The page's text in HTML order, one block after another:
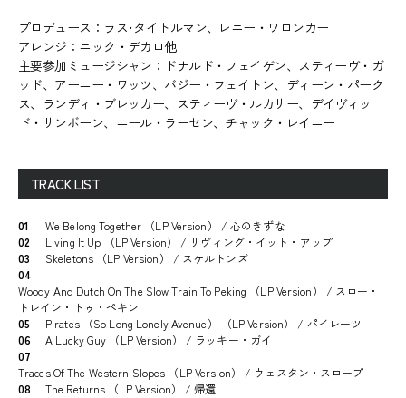
プロデュース：ラス･タイトルマン、レニー・ワロンカー
アレンジ：ニック・デカロ他
主要参加ミュージシャン：ドナルド・フェイゲン、スティーヴ・ガ
ッド、アーニー・ワッツ、バジー・フェイトン、ディーン・パーク
ス、ランディ・ブレッカー、スティーヴ・ルカサー、デイヴィッ
ド・サンボーン、ニール・ラーセン、チャック・レイニー
TRACK LIST
01
We Belong Together （LP Version） / 心のきずな
02
Living It Up （LP Version） / リヴィング・イット・アップ
03
Skeletons （LP Version） / スケルトンズ
04
Woody And Dutch On The Slow Train To Peking （LP Version） / スロー・
トレイン・トゥ・ペキン
05
Pirates （So Long Lonely Avenue） （LP Version） / パイレーツ
06
A Lucky Guy （LP Version） / ラッキー・ガイ
07
Traces Of The Western Slopes （LP Version） / ウェスタン・スロープ
08
The Returns （LP Version） / 帰還